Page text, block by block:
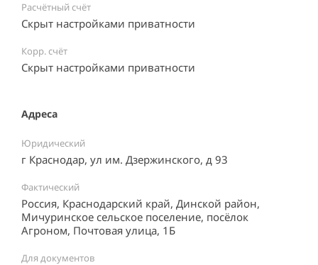
Расчётный счёт
Скрыт настройками приватности
Корр. счёт
Скрыт настройками приватности
Адреса
Юридический
г Краснодар, ул им. Дзержинского, д 93
Фактический
Россия, Краснодарский край, Динской район,
Мичуринское сельское поселение, посёлок
Агроном, Почтовая улица, 1Б
Для документов